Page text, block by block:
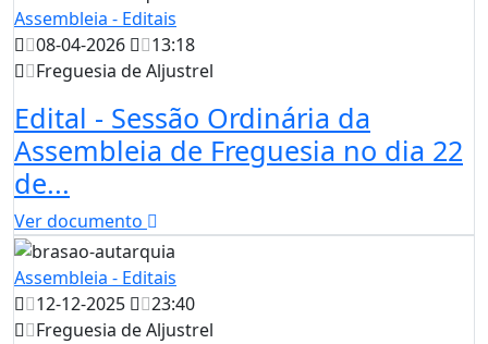
Assembleia - Editais
08-04-2026
13:18
Freguesia de Aljustrel
Edital - Sessão Ordinária da
Assembleia de Freguesia no dia 22
de...
Ver documento
Assembleia - Editais
12-12-2025
23:40
Freguesia de Aljustrel